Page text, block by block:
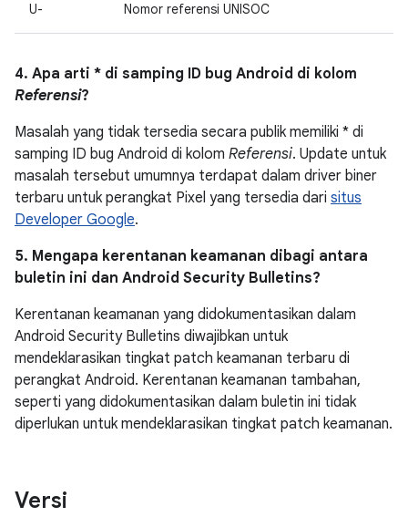
U- Nomor referensi UNISOC
4. Apa arti * di samping ID bug Android di kolom
Referensi?
Masalah yang tidak tersedia secara publik memiliki * di
samping ID bug Android di kolom Referensi. Update untuk
masalah tersebut umumnya terdapat dalam driver biner
terbaru untuk perangkat Pixel yang tersedia dari situs
Developer Google.
5. Mengapa kerentanan keamanan dibagi antara
buletin ini dan Android Security Bulletins?
Kerentanan keamanan yang didokumentasikan dalam
Android Security Bulletins diwajibkan untuk
mendeklarasikan tingkat patch keamanan terbaru di
perangkat Android. Kerentanan keamanan tambahan,
seperti yang didokumentasikan dalam buletin ini tidak
diperlukan untuk mendeklarasikan tingkat patch keamanan.
Versi